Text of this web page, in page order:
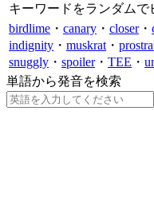
キーワードをランダムで
birdlime ・ canary ・ closer・
indignity ・ muskrat ・
snuggly ・ spoiler・ TEE ・
単語から発音を検索